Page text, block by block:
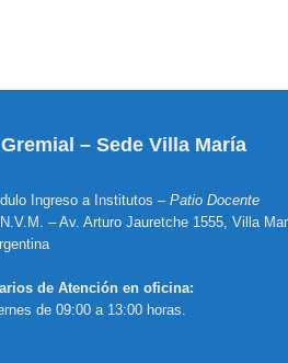
– Sede Villa María
Ingreso a Institutos – Patio Docente
– Av. Arturo Jauretche 1555, Villa
de Atención en oficina:
de 09:00 a 13:00 horas.